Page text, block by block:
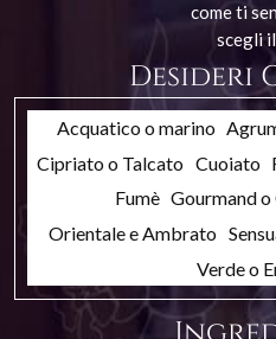
come ti
scegli
Desideri
Acquatico o marino
Cipriato o Talcato Cuoiato
Fumè Gourmand
Orientale e Ambrato
Verde o